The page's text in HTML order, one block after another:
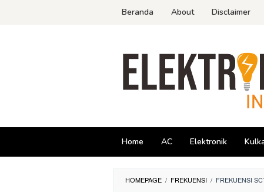
Beranda About Disclaimer
Home AC Elektronik
HOMEPAGE / FREKUENSI / FREKUENSI